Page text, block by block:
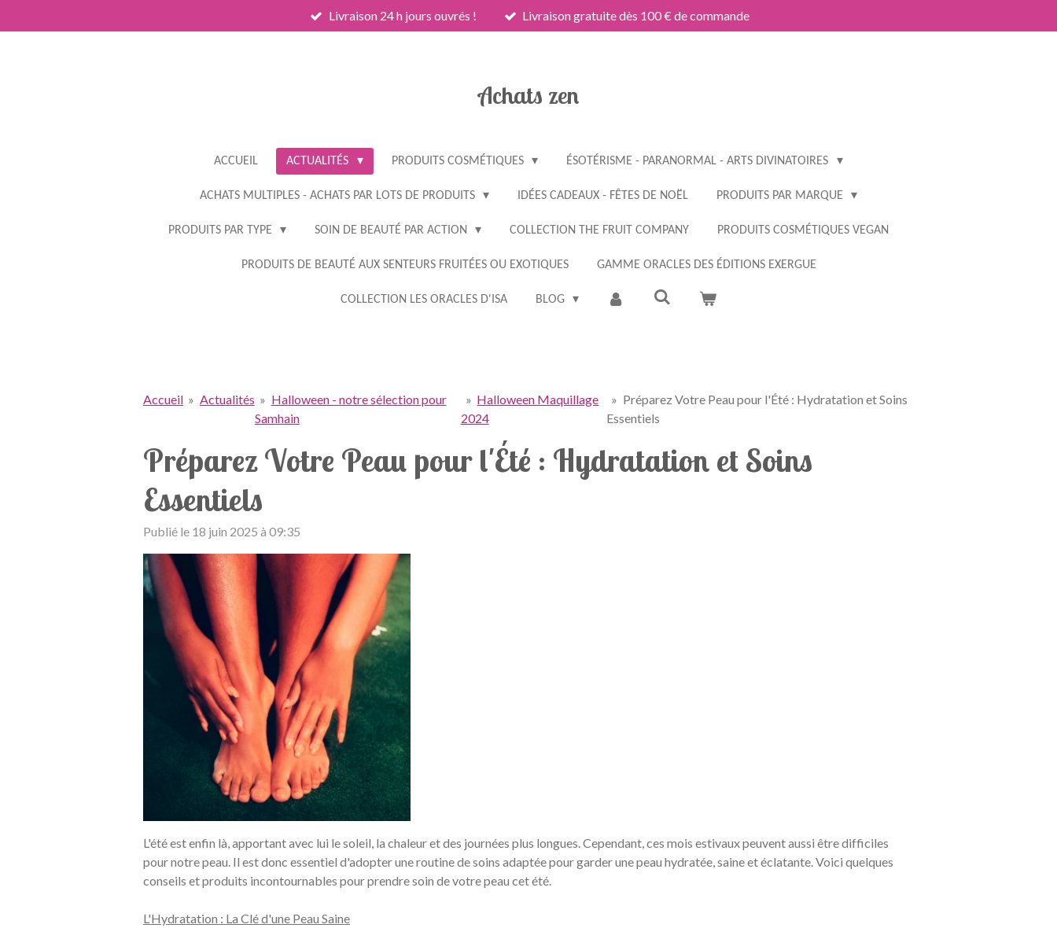
au
Livraison 24 h jours ouvrés ! Livraison gratuite dès 100 € de commande
Achats zen
ACCUEIL ACTUALITÉS PRODUITS COSMÉTIQUES ÉSOTÉRISME - PARANORMAL - ARTS DIVINATOIRES
ACHATS MULTIPLES - ACHATS PAR LOTS DE PRODUITS IDÉES CADEAUX - FÊTES DE NOËL PRODUITS PAR MARQUE
PRODUITS PAR TYPE SOIN DE BEAUTÉ PAR ACTION COLLECTION THE FRUIT COMPANY PRODUITS COSMÉTIQUES VEGAN
PRODUITS DE BEAUTÉ AUX SENTEURS FRUITÉES OU EXOTIQUES GAMME ORACLES DES ÉDITIONS EXERGUE
COLLECTION LES ORACLES D'ISA BLOG
Accueil » Actualités » Halloween - notre sélection pour
Samhain
» Halloween Maquillage
2024
» Préparez Votre Peau pour l'Été : Hydratation et Soins
Essentiels
Préparez Votre Peau pour l'Été : Hydratation et Soins
Essentiels
Publié le 18 juin 2025 à 09:35
L'été est enfin là, apportant avec lui le soleil, la chaleur et des journées plus longues. Cependant, ces mois estivaux peuvent aussi être difficiles
pour notre peau. Il est donc essentiel d'adopter une routine de soins adaptée pour garder une peau hydratée, saine et éclatante. Voici quelques
conseils et produits incontournables pour prendre soin de votre peau cet été.
L'Hydratation : La Clé d'une Peau Saine